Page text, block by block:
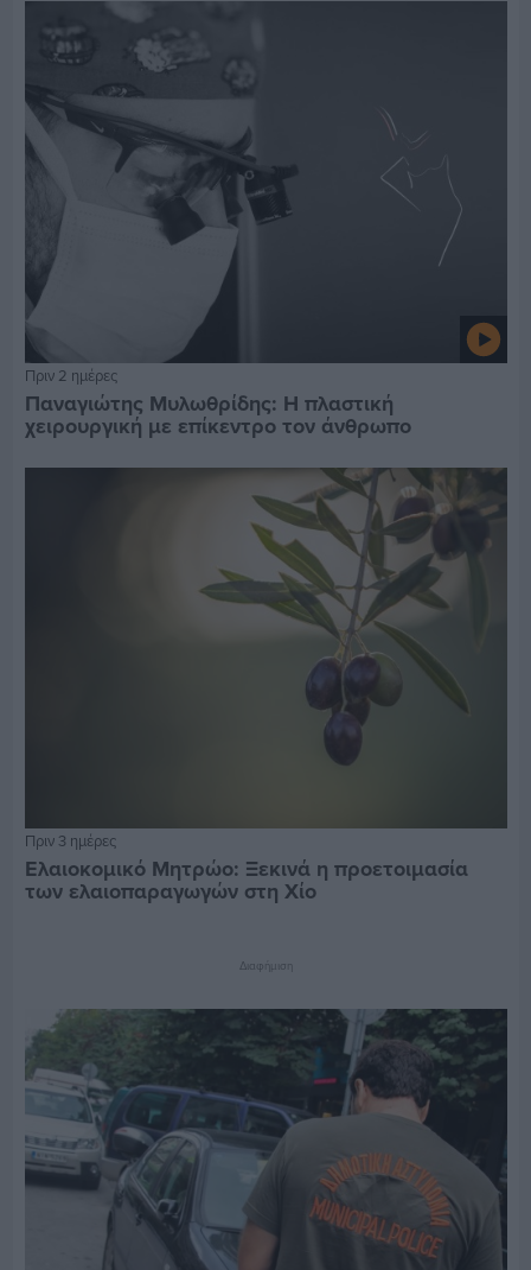
Πριν 2 ημέρες
Παναγιώτης Μυλωθρίδης: Η πλαστική
χειρουργική με επίκεντρο τον άνθρωπο
Πριν 3 ημέρες
Ελαιοκομικό Μητρώο: Ξεκινά η προετοιμασία
των ελαιοπαραγωγών στη Χίο
Διαφήμιση